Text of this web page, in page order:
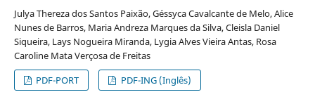
Julya Thereza dos Santos Paixão, Géssyca Cavalcante de Melo, Alice
Nunes de Barros, Maria Andreza Marques da Silva, Cleisla Daniel
Siqueira, Lays Nogueira Miranda, Lygia Alves Vieira Antas, Rosa
Caroline Mata Verçosa de Freitas
PDF-PORT
PDF-ING (Inglês)